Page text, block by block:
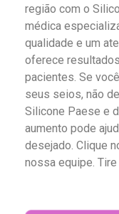
região com o
médica
qualidade e um
oferece
pacientes. Se
seus seios, não
Silicone Paese e
aumento pode
desejado. Clique
nossa equipe.